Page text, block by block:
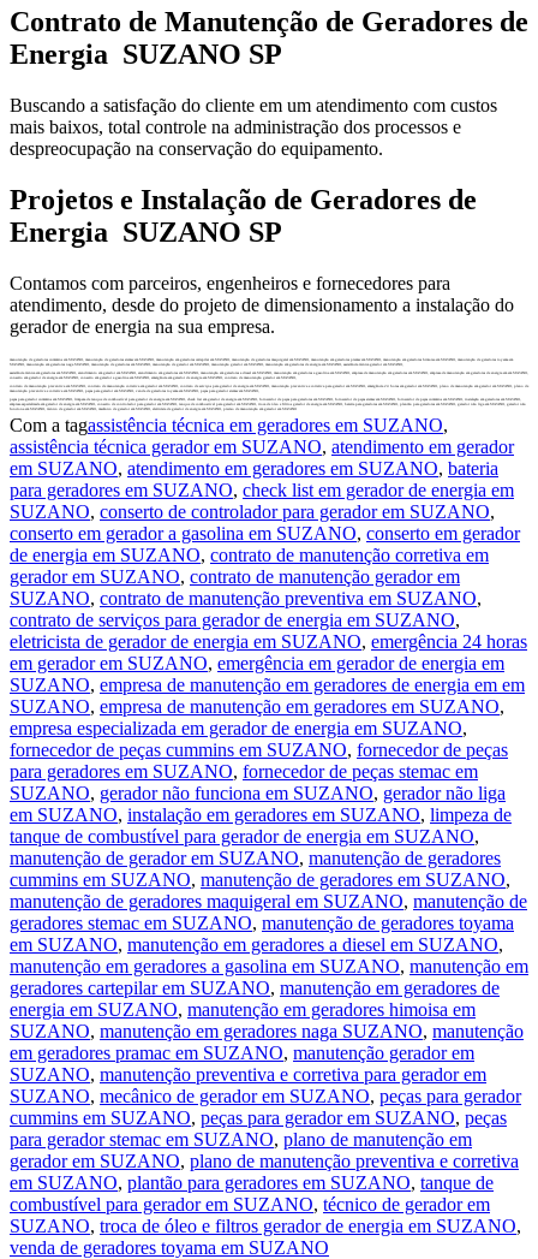
Contrato de Manutenção de Geradores de
Energia SUZANO SP
Buscando a satisfação do cliente em um atendimento com custos
mais baixos, total controle na administração dos processos e
despreocupação na conservação do equipamento.
Projetos e Instalação de Geradores de
Energia SUZANO SP
Contamos com parceiros, engenheiros e fornecedores para
atendimento, desde do projeto de dimensionamento a instalação do
gerador de energia na sua empresa.
manutenção de geradores cummins em SUZANO, manutenção de geradores stemac em SUZANO, manutenção em geradores cartepilar em SUZANO, manutenção de geradores maquigeral em SUZANO, manutenção em geradores pramac em SUZANO, manutenção em geradores himoisa em SUZANO, manutenção de geradores toyama em
SUZANO, manutenção em geradores naga SUZANO, manutenção de geradores em SUZANO, manutenção de gerador em SUZANO, manutenção gerador em SUZANO, manutenção em geradores de energia em SUZANO, assistência técnica gerador em SUZANO,
assistência técnica em geradores em SUZANO, atendimento em gerador em SUZANO, atendimento em geradores em SUZANO, manutenção em geradores a diesel em SUZANO, manutenção em geradores a gasolina em SUZANO, empresa de manutenção em geradores em SUZANO, empresa de manutenção em geradores de energia em em SUZANO,
conserto em gerador de energia em SUZANO, conserto em gerador a gasolina em SUZANO, emergência em gerador de energia em SUZANO, contrato de manutenção gerador em SUZANO,
contrato de manutenção preventiva em SUZANO, contrato de manutenção corretiva em gerador em SUZANO, contrato de serviços para gerador de energia em SUZANO, manutenção preventiva e corretiva para gerador em SUZANO, emergência 24 horas em gerador em SUZANO, plano de manutenção em gerador em SUZANO, plano de
manutenção preventiva e corretiva em SUZANO, peças para gerador em SUZANO, venda de geradores toyama em SUZANO, peças para gerador stemac em SUZANO,
peças para gerador cummins em SUZANO, limpeza de tanque de combustível para gerador de energia em SUZANO, check list em gerador de energia em SUZANO, fornecedor de peças para geradores em SUZANO, fornecedor de peças stemac em SUZANO, fornecedor de peças cummins em SUZANO, instalação em geradores em SUZANO,
empresa especializada em gerador de energia em SUZANO, conserto de controlador para gerador em SUZANO, tanque de combustível para gerador em SUZANO, troca de óleo e filtros gerador de energia em SUZANO, bateria para geradores em SUZANO, plantão para geradores em SUZANO, gerador não liga em SUZANO, gerador não
funciona em SUZANO, técnico de gerador em SUZANO, mecânico de gerador em SUZANO, eletricista de gerador de energia em SUZANO, preciso de manutenção em gerador em SUZANO
Com a tagassistência técnica em geradores em SUZANO,
assistência técnica gerador em SUZANO, atendimento em gerador
em SUZANO, atendimento em geradores em SUZANO, bateria
para geradores em SUZANO, check list em gerador de energia em
SUZANO, conserto de controlador para gerador em SUZANO,
conserto em gerador a gasolina em SUZANO, conserto em gerador
de energia em SUZANO, contrato de manutenção corretiva em
gerador em SUZANO, contrato de manutenção gerador em
SUZANO, contrato de manutenção preventiva em SUZANO,
contrato de serviços para gerador de energia em SUZANO,
eletricista de gerador de energia em SUZANO, emergência 24 horas
em gerador em SUZANO, emergência em gerador de energia em
SUZANO, empresa de manutenção em geradores de energia em em
SUZANO, empresa de manutenção em geradores em SUZANO,
empresa especializada em gerador de energia em SUZANO,
fornecedor de peças cummins em SUZANO, fornecedor de peças
para geradores em SUZANO, fornecedor de peças stemac em
SUZANO, gerador não funciona em SUZANO, gerador não liga
em SUZANO, instalação em geradores em SUZANO, limpeza de
tanque de combustível para gerador de energia em SUZANO,
manutenção de gerador em SUZANO, manutenção de geradores
cummins em SUZANO, manutenção de geradores em SUZANO,
manutenção de geradores maquigeral em SUZANO, manutenção de
geradores stemac em SUZANO, manutenção de geradores toyama
em SUZANO, manutenção em geradores a diesel em SUZANO,
manutenção em geradores a gasolina em SUZANO, manutenção em
geradores cartepilar em SUZANO, manutenção em geradores de
energia em SUZANO, manutenção em geradores himoisa em
SUZANO, manutenção em geradores naga SUZANO, manutenção
em geradores pramac em SUZANO, manutenção gerador em
SUZANO, manutenção preventiva e corretiva para gerador em
SUZANO, mecânico de gerador em SUZANO, peças para gerador
cummins em SUZANO, peças para gerador em SUZANO, peças
para gerador stemac em SUZANO, plano de manutenção em
gerador em SUZANO, plano de manutenção preventiva e corretiva
em SUZANO, plantão para geradores em SUZANO, tanque de
combustível para gerador em SUZANO, técnico de gerador em
SUZANO, troca de óleo e filtros gerador de energia em SUZANO,
venda de geradores toyama em SUZANO